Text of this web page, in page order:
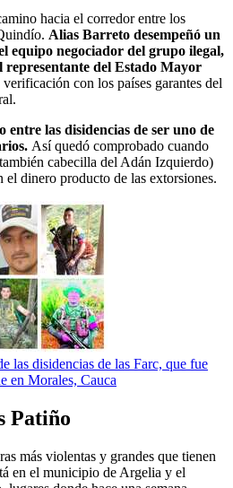
hacia el corredor entre los
Alias Barreto desempeñó un
equipo negociador del grupo ilegal,
representante del Estado Mayor
con los países garantes del
las disidencias de ser uno de
Así quedó comprobado cuando
cabecilla del Adán Izquierdo)
el dinero producto de las extorsiones.
las disidencias de las Farc, que fue
en Morales, Cauca
Patiño
más violentas y grandes que tienen
en el municipio de Argelia y el